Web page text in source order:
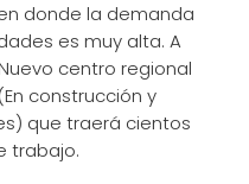
donde la demanda
es muy alta. A
centro regional
construcción y
que traerá cientos
trabajo.